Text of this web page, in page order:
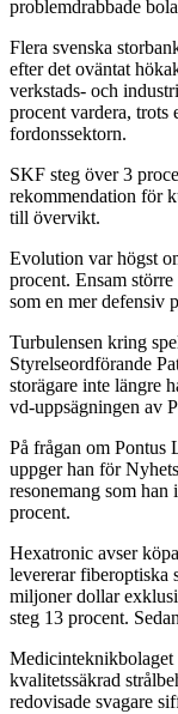
problemdrabbade
Flera svenska
efter det oväntat
verkstads- och
procent vardera,
fordonssektorn.
SKF steg över 3
rekommendation för
till övervikt.
Evolution var högst
procent. Ensam
som en mer defensiv
Turbulensen kring
Styrelseordförande
storägare inte längre
vd-uppsägningen av
På frågan om Pontus
uppger han för
resonemang som
procent.
Hexatronic avser
levererar fiberoptiska
miljoner dollar
steg 13 procent.
Medicinteknikbolaget
kvalitetssäkrad
redovisade svagare